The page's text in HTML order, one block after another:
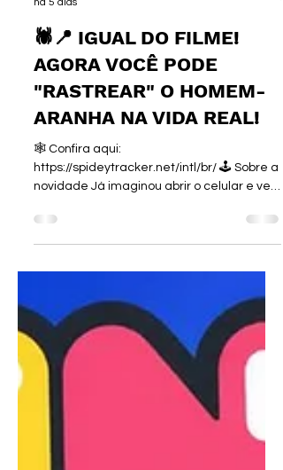
há 5 dias
🕷️📍 IGUAL DO FILME!
AGORA VOCÊ PODE
"RASTREAR" O HOMEM-
ARANHA NA VIDA REAL!
🕸️ Confira aqui:
https://spideytracker.net/intl/br/ 🕹️ Sobre a
última vez? Essa é a proposta do Spidey
permite acompanhar avistamentos do
Aranha em um mapa, como se você
fizesse parte da vizinhança de Nova York
procurando o herói. É uma ação
promocional divertida que leva um
pedacinho do universo do filme para o